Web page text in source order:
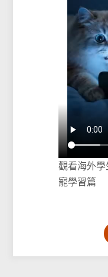
觀看海外
寵學習篇